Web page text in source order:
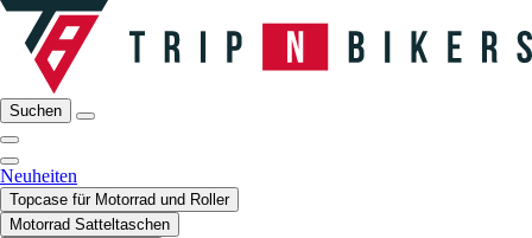
Suchen
Neuheiten
Topcase für Motorrad und Roller
Motorrad Satteltaschen